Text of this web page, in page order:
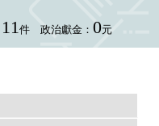
11件 政治獻金： 0元